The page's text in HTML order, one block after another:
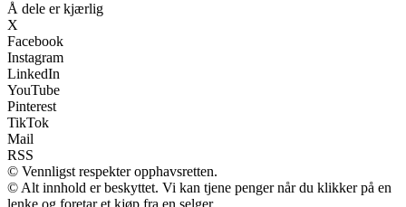
Å dele er kjærlig
X
Facebook
Instagram
LinkedIn
YouTube
Pinterest
TikTok
Mail
RSS
© Vennligst respekter opphavsretten.
© Alt innhold er beskyttet. Vi kan tjene penger når du klikker på en
lenke og foretar et kjøp fra en selger.